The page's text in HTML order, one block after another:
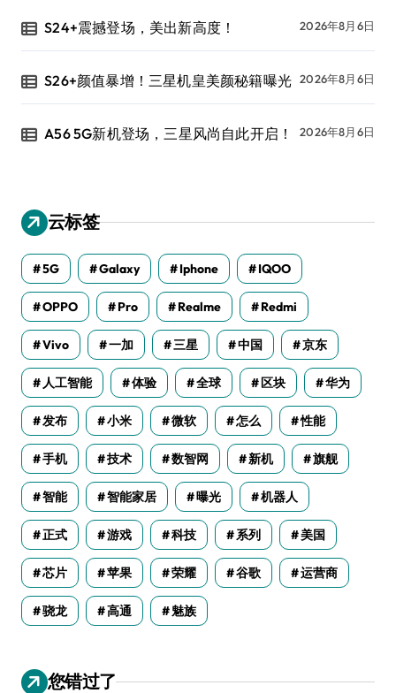
S24+震撼登场，美出新高度！ 2026年8月6日
S26+颜值暴增！三星机皇美颜秘籍曝光 2026年8月6日
A56 5G新机登场，三星风尚自此开启！ 2026年8月6日
云标签
5G Galaxy Iphone IQOO
OPPO Pro Realme Redmi
Vivo 一加 三星 中国 京东
人工智能 体验 全球 区块 华为
发布 小米 微软 怎么 性能
手机 技术 数智网 新机 旗舰
智能 智能家居 曝光 机器人
正式 游戏 科技 系列 美国
芯片 苹果 荣耀 谷歌 运营商
骁龙 高通 魅族
您错过了